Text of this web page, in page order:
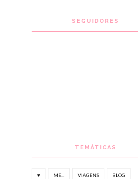
SEGUIDORES
TEMÁTICAS
♥ ME... VIAGENS BLOG